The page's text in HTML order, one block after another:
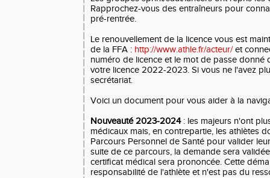
Rapprochez-vous des entraîneurs pour
pré-rentrée.
Le renouvellement de la licence vous est
de la FFA : http://www.athle.fr/acteur/et
numéro de licence et le mot de passe donné
votre licence 2022-2023. Si vous ne l'avez
secrétariat.
Voici un document pour vous aider à la
Nouveauté 2023-2024: les majeurs n'ont
médicaux mais, en contrepartie, les athlètes
Parcours Personnel de Santé pour valider
suite de ce parcours, la demande sera
certificat médical sera prononcée. Cette
responsabilité de l'athlète et n'est pas du